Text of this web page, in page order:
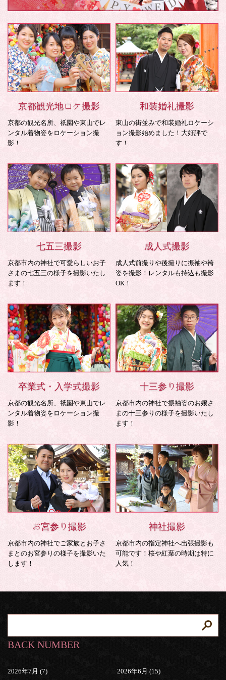
京都観光地ロケ撮影
京都の観光名所、祇園や東山でレ
ンタル着物姿をロケーション撮
影！
和装婚礼撮影
東山の街並みで和装婚礼ロケーシ
ョン撮影始めました！大好評で
す！
七五三撮影
京都市内の神社で可愛らしいお子
さまの七五三の様子を撮影いたし
ます！
成人式撮影
成人式前撮りや後撮りに振袖や袴
姿を撮影！レンタルも持込も撮影
OK！
卒業式・入学式撮影
京都の観光名所、祇園や東山でレ
ンタル着物姿をロケーション撮
影！
十三参り撮影
京都市内の神社で振袖姿のお嬢さ
まの十三参りの様子を撮影いたし
ます！
お宮参り撮影
京都市内の神社でご家族とお子さ
まとのお宮参りの様子を撮影いた
します！
神社撮影
京都市内の指定神社へ出張撮影も
可能です！桜や紅葉の時期は特に
人気！
BACK NUMBER
2026年7月 (7) 2026年6月 (15)